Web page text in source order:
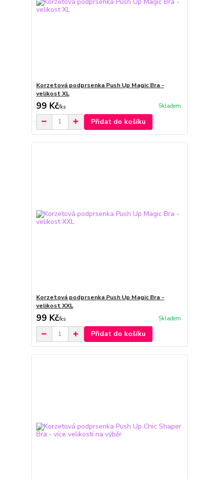
Korzetová podprsenka Push Up Magic Bra -
velikost XL
99 Kč/ks Skladem
Přidat do košíku
Korzetová podprsenka Push Up Magic Bra -
velikost XXL
99 Kč/ks Skladem
Přidat do košíku